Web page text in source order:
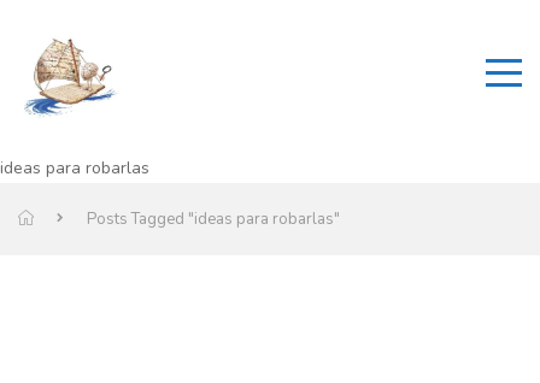
ideas para robarlas
Posts Tagged "ideas para robarlas"